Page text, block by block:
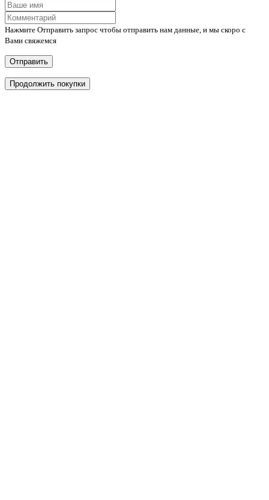
Нажмите Отправить запрос чтобы отправить нам данные, и мы скоро с
Вами свяжемся
Отправить
Продолжить покупки